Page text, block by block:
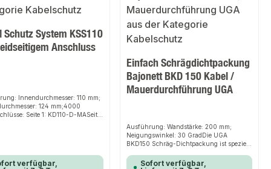
Schutz System KSS110
Anschluss
Innendurchmesser: 110 mm;
124 mm;4000
Seite 1: KD110-D-MASeite
Verbindung
Unsere Kabel-Schutz-Systeme
verfügbar,
Einfach Schrägdichtpackung
Bajonett BKD 150 Kabel /
Mauerdurchführung UGA
Ausführung: Wandstärke: 200 mm;
Neigungswinkel: 30 GradDie UGA
BKD150 Schräg-Dichtpackung ist speziell
30º, 45º oder 60º entwickelt worden. Dies
Sofort verfügbar,